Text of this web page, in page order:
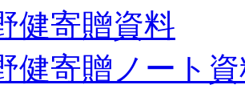
健寄贈資料
健寄贈ノート